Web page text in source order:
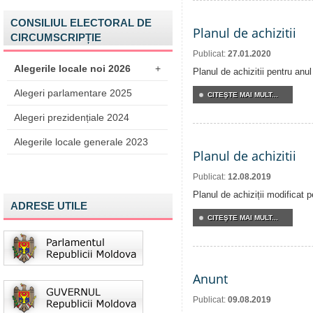
CONSILIUL ELECTORAL DE
CIRCUMSCRIPȚIE
Alegerile locale noi 2026 +
Alegeri parlamentare 2025
Alegeri prezidențiale 2024
Alegerile locale generale 2023
ADRESE UTILE
Planul de achizitii
Publicat: 27.01.2020
Planul de achizitii pentru
CITEŞTE MAI MULT...
Planul de achizitii
Publicat: 12.08.2019
Planul de achiziții modificat
CITEŞTE MAI MULT...
Anunt
Publicat: 09.08.2019